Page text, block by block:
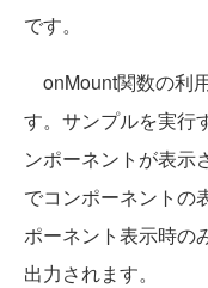
です。
onMount関数の利
す。サンプルを実行
ンポーネントが表示
でコンポーネントの
ポーネント表示時の
出力されます。